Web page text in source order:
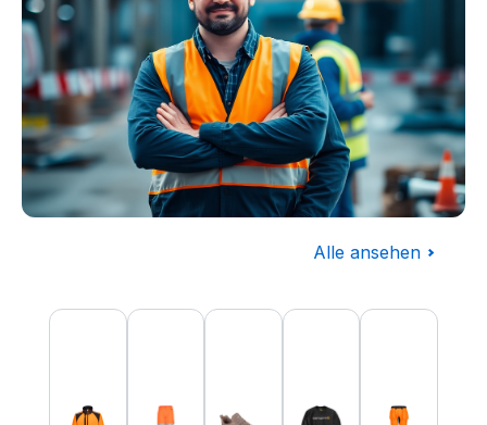
Alle ansehen
Produktgalerie überspringen